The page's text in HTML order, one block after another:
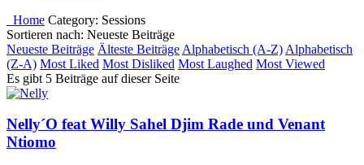
Home Category: Sessions
Sortieren nach: Neueste Beiträge
Neueste Beiträge Älteste Beiträge Alphabetisch (A-Z) Alphabetisch
(Z-A) Most Liked Most Disliked Most Laughed Most Viewed
Es gibt 5 Beiträge auf dieser Seite
Nelly´O feat Willy Sahel Djim Rade und Venant
Ntiomo